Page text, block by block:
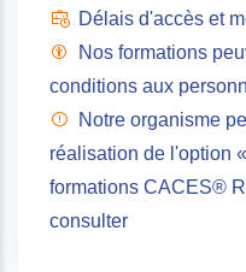
Délais d'accès et
Nos formations
conditions aux
Notre organisme
réalisation de l'option
formations CACES®
consulter